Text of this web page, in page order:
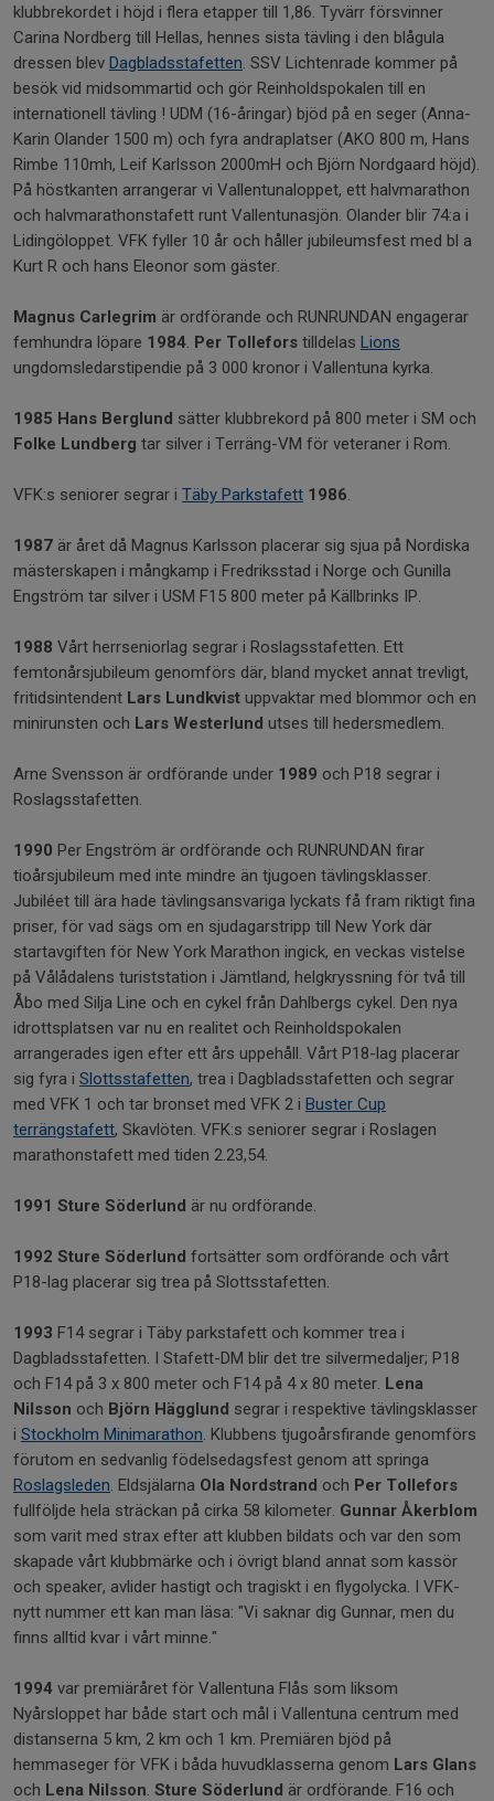
klubbrekordet i höjd i flera etapper till 1,86. Tyvärr försvinner
Carina Nordberg till Hellas, hennes sista tävling i den blågula
dressen blev Dagbladsstafetten. SSV Lichtenrade kommer på
besök vid midsommartid och gör Reinholdspokalen till en
internationell tävling ! UDM (16-åringar) bjöd på en seger (Anna-
Karin Olander 1500 m) och fyra andraplatser (AKO 800 m, Hans
Rimbe 110mh, Leif Karlsson 2000mH och Björn Nordgaard höjd).
På höstkanten arrangerar vi Vallentunaloppet, ett halvmarathon
och halvmarathonstafett runt Vallentunasjön. Olander blir 74:a i
Lidingöloppet. VFK fyller 10 år och håller jubileumsfest med bl a
Kurt R och hans Eleonor som gäster.
Magnus Carlegrim är ordförande och RUNRUNDAN engagerar
femhundra löpare 1984. Per Tollefors tilldelas Lions
ungdomsledarstipendie på 3 000 kronor i Vallentuna kyrka.
1985 Hans Berglund sätter klubbrekord på 800 meter i SM och
Folke Lundberg tar silver i Terräng-VM för veteraner i Rom.
VFK:s seniorer segrar i Täby Parkstafett 1986.
1987 är året då Magnus Karlsson placerar sig sjua på Nordiska
mästerskapen i mångkamp i Fredriksstad i Norge och Gunilla
Engström tar silver i USM F15 800 meter på Källbrinks IP.
1988 Vårt herrseniorlag segrar i Roslagsstafetten. Ett
femtonårsjubileum genomförs där, bland mycket annat trevligt,
fritidsintendent Lars Lundkvist uppvaktar med blommor och en
minirunsten och Lars Westerlund utses till hedersmedlem.
Arne Svensson är ordförande under 1989 och P18 segrar i
Roslagsstafetten.
1990 Per Engström är ordförande och RUNRUNDAN firar
tioårsjubileum med inte mindre än tjugoen tävlingsklasser.
Jubiléet till ära hade tävlingsansvariga lyckats få fram riktigt fina
priser, för vad sägs om en sjudagarstripp till New York där
startavgiften för New York Marathon ingick, en veckas vistelse
på Vålådalens turiststation i Jämtland, helgkryssning för två till
Åbo med Silja Line och en cykel från Dahlbergs cykel. Den nya
idrottsplatsen var nu en realitet och Reinholdspokalen
arrangerades igen efter ett års uppehåll. Vårt P18-lag placerar
sig fyra i Slottsstafetten, trea i Dagbladsstafetten och segrar
med VFK 1 och tar bronset med VFK 2 i Buster Cup
terrängstafett, Skavlöten. VFK:s seniorer segrar i Roslagen
marathonstafett med tiden 2.23,54.
1991 Sture Söderlund är nu ordförande.
1992 Sture Söderlund fortsätter som ordförande och vårt
P18-lag placerar sig trea på Slottsstafetten.
1993 F14 segrar i Täby parkstafett och kommer trea i
Dagbladsstafetten. I Stafett-DM blir det tre silvermedaljer; P18
och F14 på 3 x 800 meter och F14 på 4 x 80 meter. Lena
Nilsson och Björn Hägglund segrar i respektive tävlingsklasser
i Stockholm Minimarathon. Klubbens tjugoårsfirande genomförs
förutom en sedvanlig födelsedagsfest genom att springa
Roslagsleden. Eldsjälarna Ola Nordstrand och Per Tollefors
fullföljde hela sträckan på cirka 58 kilometer. Gunnar Åkerblom
som varit med strax efter att klubben bildats och var den som
skapade vårt klubbmärke och i övrigt bland annat som kassör
och speaker, avlider hastigt och tragiskt i en flygolycka. I VFK-
nytt nummer ett kan man läsa: "Vi saknar dig Gunnar, men du
finns alltid kvar i vårt minne."
1994 var premiäråret för Vallentuna Flås som liksom
Nyårsloppet har både start och mål i Vallentuna centrum med
distanserna 5 km, 2 km och 1 km. Premiären bjöd på
hemmaseger för VFK i båda huvudklasserna genom Lars Glans
och Lena Nilsson. Sture Söderlund är ordförande. F16 och